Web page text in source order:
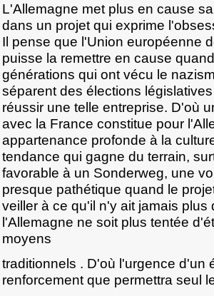
L'Allemagne met plus en cause
dans un projet qui exprime
Il pense que l'Union européenne
puisse la remettre en cause
générations qui ont vécu le
séparent des élections
réussir une telle entreprise. D'où
avec la France constitue pour
appartenance profonde à la
tendance qui gagne du terrain,
favorable à un Sonderweg, une
presque pathétique quand le
veiller à ce qu'il n'y ait jamais
l'Allemagne ne soit plus tentée
moyens
traditionnels . D'où l'urgence d'un
renforcement que permettra seul